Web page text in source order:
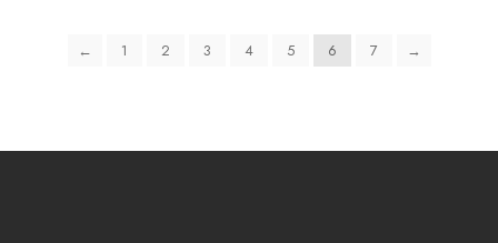
← 1 2 3 4 5 6 7 →